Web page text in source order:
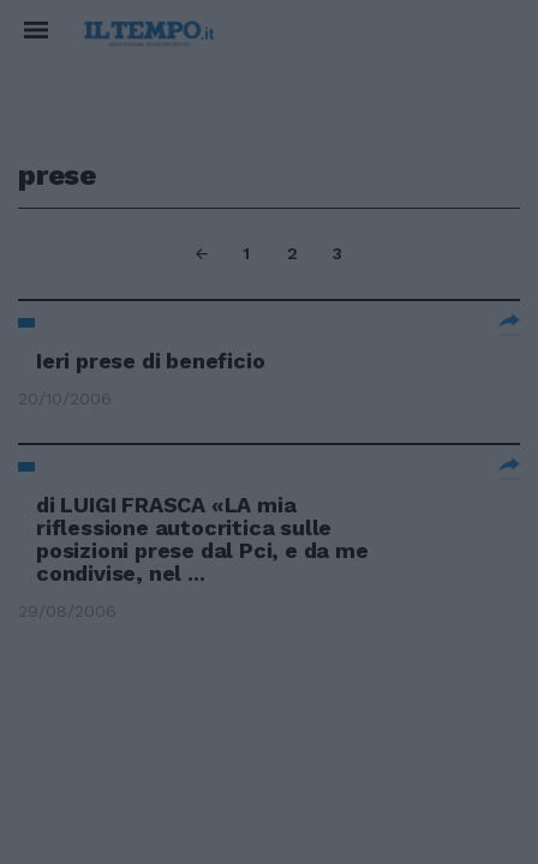
prese
1 2 3
Ieri prese di beneficio
20/10/2006
di LUIGI FRASCA «LA mia
riflessione autocritica sulle
posizioni prese dal Pci, e da me
condivise, nel ...
29/08/2006